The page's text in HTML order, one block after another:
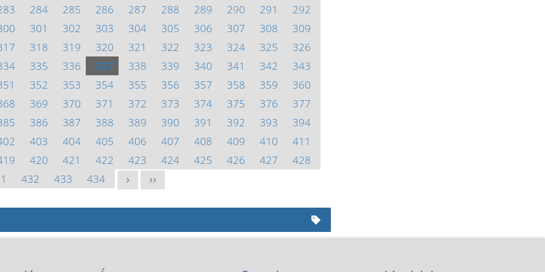
284 285 286 287 288 289 290 291
292
301 302 303 304 305 306 307 308
309
318 319 320 321 322 323 324 325
326
335 336 337 338 339 340 341 342
343
352 353 354 355 356 357 358 359
360
369 370 371 372 373 374 375 376
377
386 387 388 389 390 391 392 393
394
403 404 405 406 407 408 409 410
411
420 421 422 423 424 425 426 427
428
432 433 434 > >>